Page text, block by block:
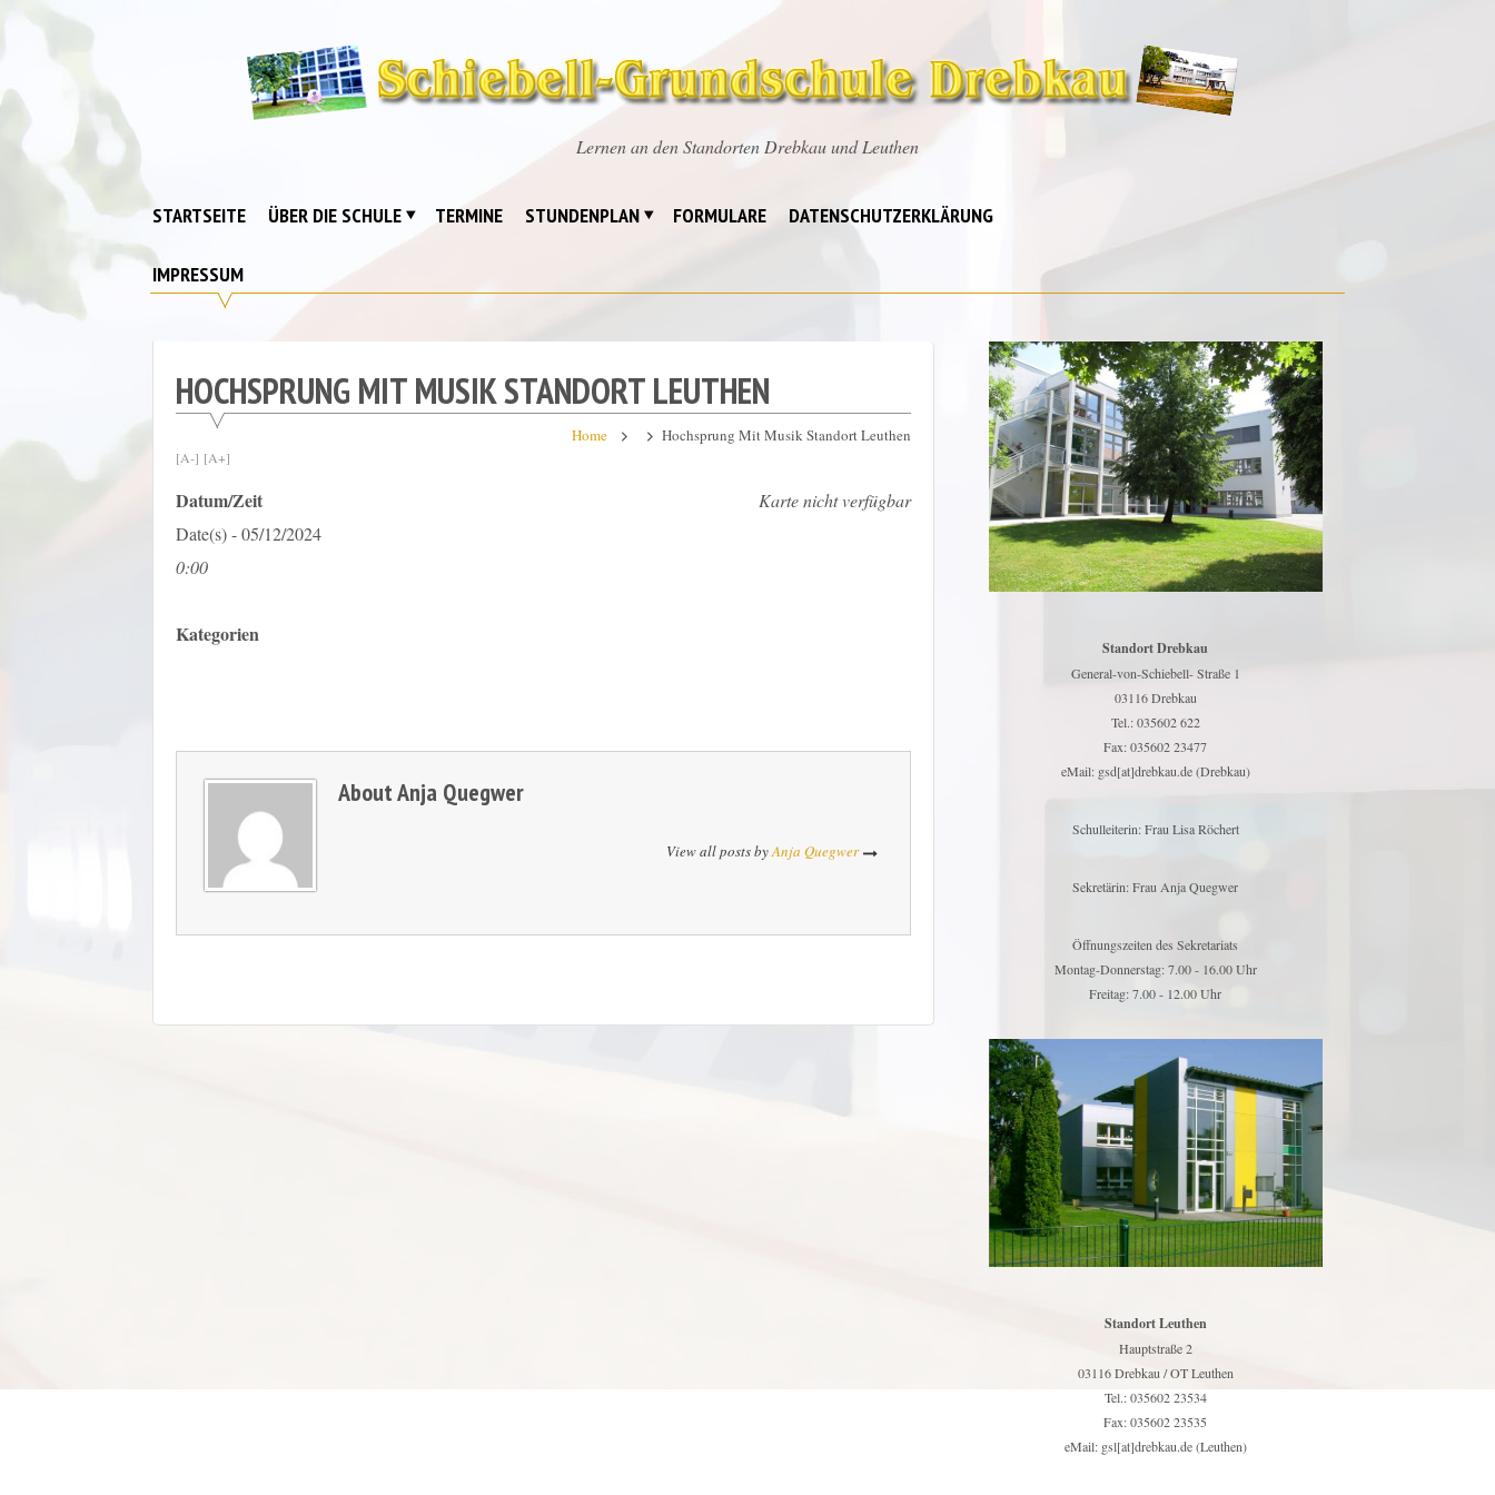
Drebkau
Lernen an den Standorten Drebkau und Leuthen
STARTSEITE ÜBER DIE SCHULE TERMINE STUNDENPLAN FORMULARE DATENSCHUTZERKLÄRUNG
IMPRESSUM
HOCHSPRUNG MIT MUSIK STANDORT LEUTHEN
Home Hochsprung Mit Musik Standort Leuthen
[A-] [A+]
Karte nicht verfügbar
Datum/Zeit
Date(s) - 05/12/2024
0:00
Kategorien
AboutAnja Quegwer
View all posts byAnja Quegwer
Standort Drebkau
General-von-Schiebell- Straße 1
03116 Drebkau
Tel.: 035602 622
Fax: 035602 23477
eMail: gsd[at]drebkau.de (Drebkau)
Schulleiterin: Frau Lisa Röchert
Sekretärin: Frau Anja Quegwer
Öffnungszeiten des Sekretariats
Montag-Donnerstag: 7.00 - 16.00 Uhr
Freitag: 7.00 - 12.00 Uhr
Standort Leuthen
Hauptstraße 2
03116 Drebkau / OT Leuthen
Tel.: 035602 23534
Fax: 035602 23535
eMail: gsl[at]drebkau.de (Leuthen)